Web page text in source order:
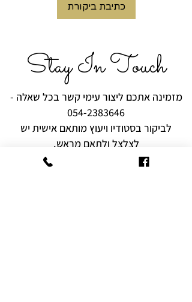
כתיבת ביקורת
Stay In Touch
מזמינה אתכם ליצור עימי קשר בכל שאלה -
054-2383646
לביקור בסטודיו ויעוץ מותאם אישית יש
לצלצל ולתאם מראש.
רוצים להיות הראשונים לקבל עידכונים,